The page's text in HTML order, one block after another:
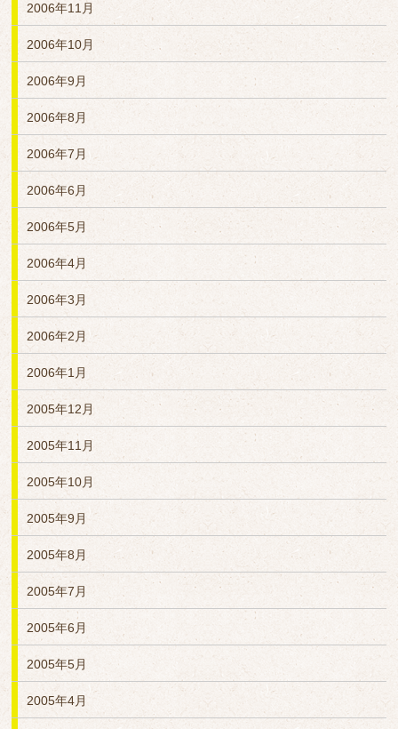
2006年11月
2006年10月
2006年9月
2006年8月
2006年7月
2006年6月
2006年5月
2006年4月
2006年3月
2006年2月
2006年1月
2005年12月
2005年11月
2005年10月
2005年9月
2005年8月
2005年7月
2005年6月
2005年5月
2005年4月